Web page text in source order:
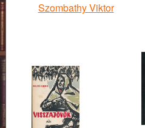
Szombathy Viktor